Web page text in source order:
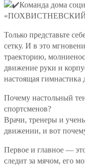
Команда дома
«ПОХВИСТНЕВСКИЙ»,
Только представьте
сетку. И в это
траекторию,
движение руки и
настоящая гимнастика
Почему настольный
спортсменов?
Врачи, тренеры и
движении, и вот
Первое и главное —
следит за мячом, его